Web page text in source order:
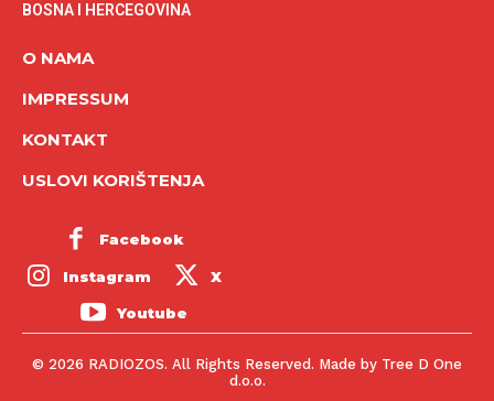
BOSNA I HERCEGOVINA
O NAMA
IMPRESSUM
KONTAKT
USLOVI KORIŠTENJA
Facebook
Instagram X
Youtube
© 2026 RADIOZOS. All Rights Reserved. Made by Tree D One
d.o.o.